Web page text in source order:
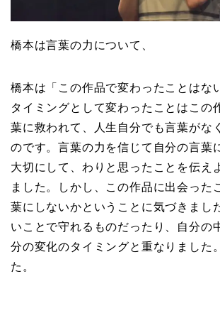
橋本は言葉の力について、
橋本は「この作品で変わったことはな
タイミングとして変わったことはこの
葉に救われて、人生自分でも言葉がな
のです。言葉の力を信じて自分の言葉
大切にして、わりと思ったことを伝え
ました。しかし、この作品に出会った
葉にしないかということに気づきまし
いことで守れるものだったり、自分の
分の変化のタイミングと重なりました
た。